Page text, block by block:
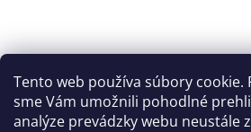
Tento web používa súbory cookie.
sme Vám umožnili pohodlné
analýze prevádzky webu neustále